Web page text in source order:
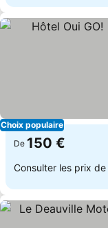
Choix populaire
De 150 €
Consulter les prix de